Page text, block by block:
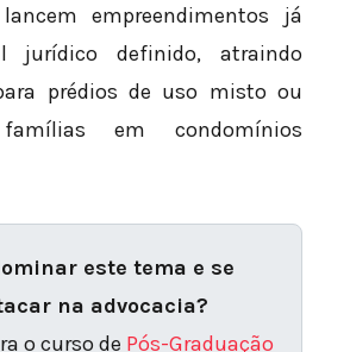
empreendimentos já
jurídico definido, atraindo
prédios de uso misto ou
famílias em condomínios
este tema e se
na advocacia?
o curso de Pós-Graduação